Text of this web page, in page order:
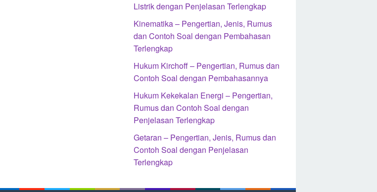
Listrik dengan Penjelasan Terlengkap
Kinematika – Pengertian, Jenis, Rumus
dan Contoh Soal dengan Pembahasan
Terlengkap
Hukum Kirchoff – Pengertian, Rumus dan
Contoh Soal dengan Pembahasannya
Hukum Kekekalan Energi – Pengertian,
Rumus dan Contoh Soal dengan
Penjelasan Terlengkap
Getaran – Pengertian, Jenis, Rumus dan
Contoh Soal dengan Penjelasan
Terlengkap